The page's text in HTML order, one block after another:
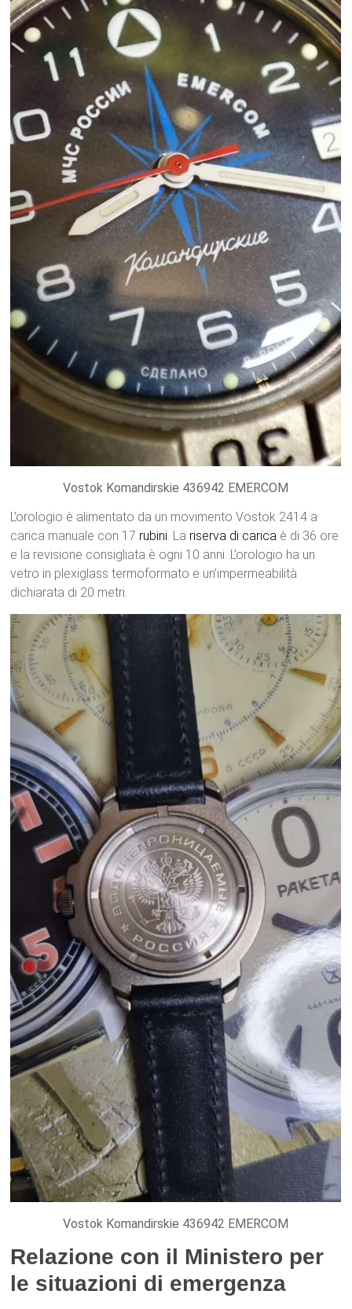
Vostok Komandirskie 436942 EMERCOM
L’orologio è alimentato da un movimento Vostok 2414 a
carica manuale con 17 rubini. La riserva di carica è di 36 ore
e la revisione consigliata è ogni 10 anni. L’orologio ha un
vetro in plexiglass termoformato e un’impermeabilità
dichiarata di 20 metri.
Vostok Komandirskie 436942 EMERCOM
Relazione con il Ministero per
le situazioni di emergenza